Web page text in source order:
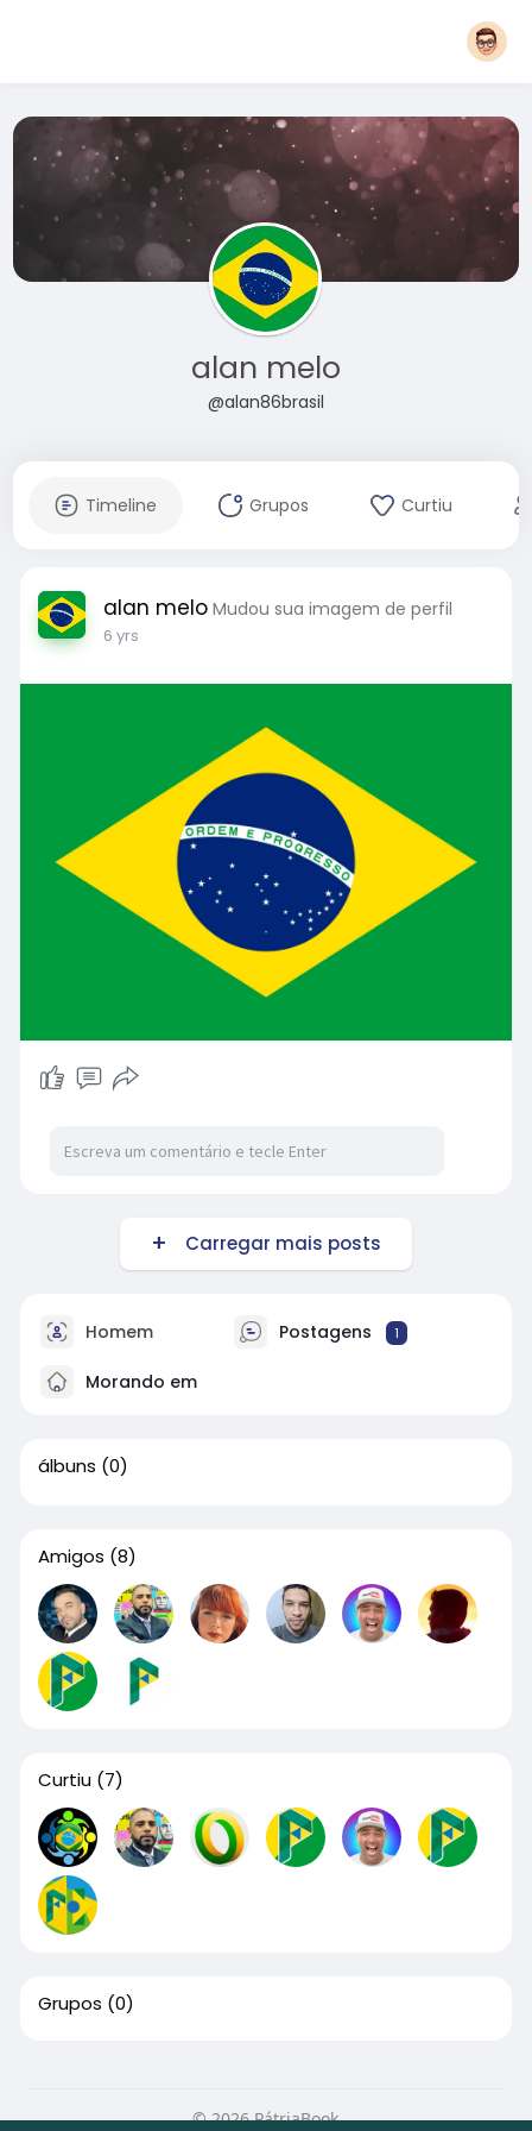
alan melo
@alan86brasil
Timeline Grupos Curtiu
alan melo Mudou sua imagem de perfil
6 yrs
Carregar mais posts
Homem Postagens 1
Morando em
álbuns (0)
Amigos (8)
Curtiu (7)
Grupos (0)
© 2026 PátriaBook